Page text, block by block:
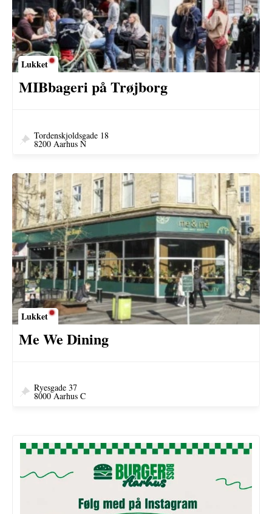
Lukket
MIBbageri på Trøjborg
Tordenskjoldsgade 18
8200 Aarhus N
Lukket
Me We Dining
Ryesgade 37
8000 Aarhus C